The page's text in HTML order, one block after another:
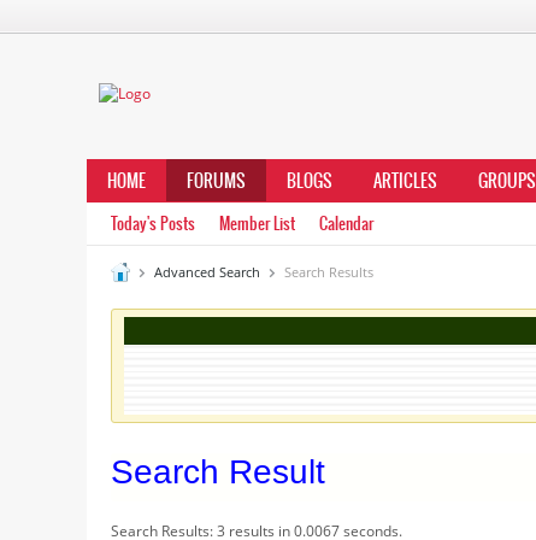
HOME FORUMS BLOGS ARTICLES GROUPS
Today's Posts Member List Calendar
Advanced Search Search Results
Search Result
Search Results:3 results in 0.0067 seconds.